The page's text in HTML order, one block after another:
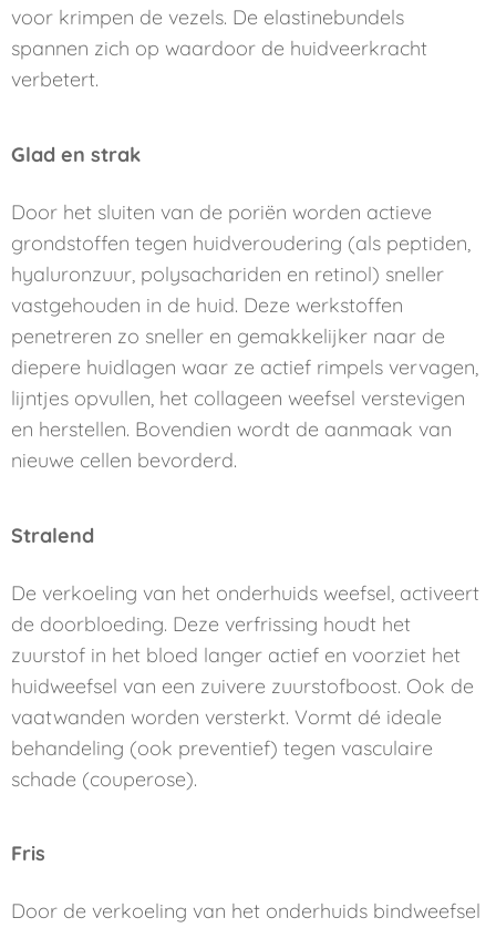
voor krimpen de vezels. De elastinebundels
spannen zich op waardoor de huidveerkracht
verbetert.
Glad en strak
Door het sluiten van de poriën worden actieve
grondstoffen tegen huidveroudering (als peptiden,
hyaluronzuur, polysachariden en retinol) sneller
vastgehouden in de huid. Deze werkstoffen
penetreren zo sneller en gemakkelijker naar de
diepere huidlagen waar ze actief rimpels vervagen,
lijntjes opvullen, het collageen weefsel verstevigen
en herstellen. Bovendien wordt de aanmaak van
nieuwe cellen bevorderd.
Stralend
De verkoeling van het onderhuids weefsel, activeert
de doorbloeding. Deze verfrissing houdt het
zuurstof in het bloed langer actief en voorziet het
huidweefsel van een zuivere zuurstofboost. Ook de
vaatwanden worden versterkt. Vormt dé ideale
behandeling (ook preventief) tegen vasculaire
schade (couperose).
Fris
Door de verkoeling van het onderhuids bindweefsel